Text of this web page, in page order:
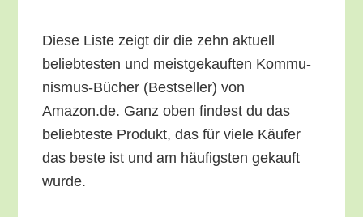
Die­se Lis­te zeigt dir die zehn aktu­ell
belieb­tes­ten und meist­ge­kauf­ten Kom­mu­
nis­mus-Bücher (Best­sel­ler) von
Amazon.de. Ganz oben fin­dest du das
belieb­tes­te Pro­dukt, das für vie­le Käu­fer
das bes­te ist und am häu­figs­ten gekauft
wurde.